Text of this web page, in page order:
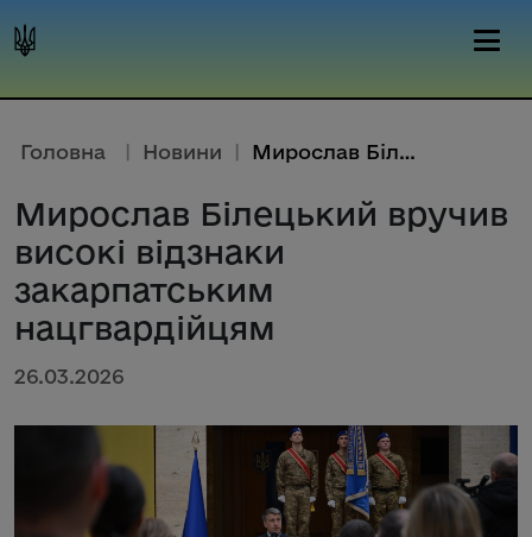
Головна | Новини | Мирослав Білецький вручив висо...
Мирослав Білецький вручив
високі відзнаки
закарпатським
нацгвардійцям
26.03.2026